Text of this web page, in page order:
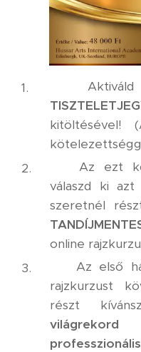
✅
kitöltésével!
✅ Az ezt
válaszd ki
szeretnél
online
✅ Az első
rajzkurzust
részt
világrekord
professzionális